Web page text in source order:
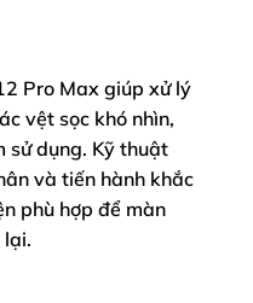
Pro Max giúp xử lý
vệt sọc khó nhìn,
sử dụng. Kỹ thuật
và tiến hành khắc
phù hợp để màn
lại.